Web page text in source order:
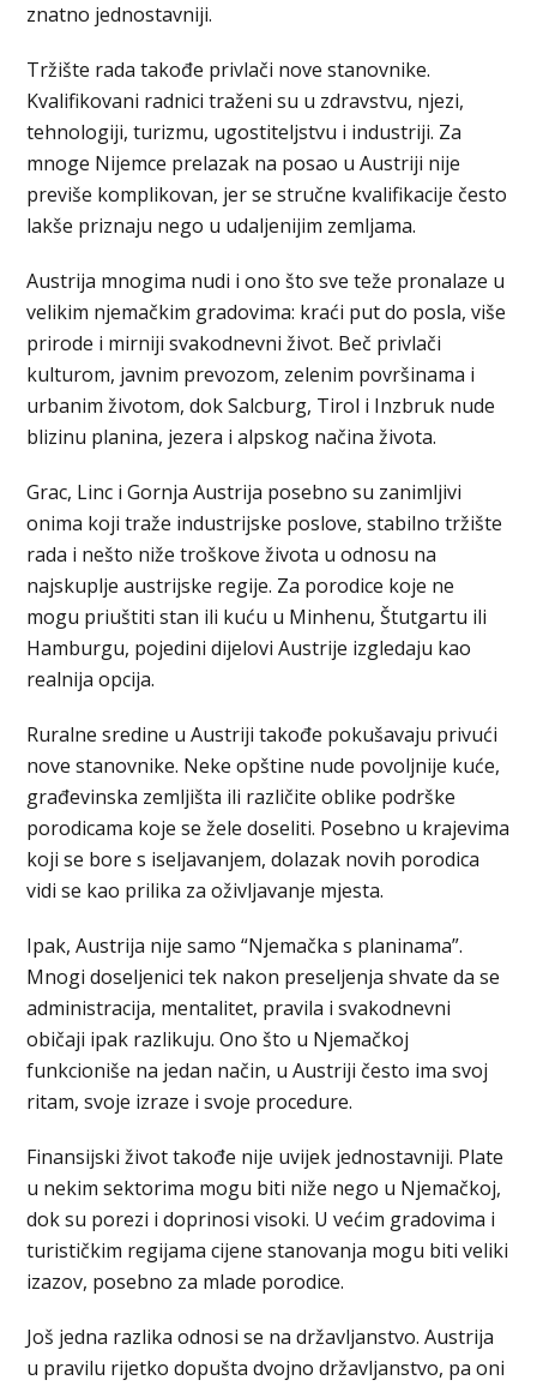
znatno jednostavniji.
Tržište rada takođe privlači nove stanovnike.
Kvalifikovani radnici traženi su u zdravstvu, njezi,
tehnologiji, turizmu, ugostiteljstvu i industriji. Za
mnoge Nijemce prelazak na posao u Austriji nije
previše komplikovan, jer se stručne kvalifikacije često
lakše priznaju nego u udaljenijim zemljama.
Austrija mnogima nudi i ono što sve teže pronalaze u
velikim njemačkim gradovima: kraći put do posla, više
prirode i mirniji svakodnevni život. Beč privlači
kulturom, javnim prevozom, zelenim površinama i
urbanim životom, dok Salcburg, Tirol i Inzbruk nude
blizinu planina, jezera i alpskog načina života.
Grac, Linc i Gornja Austrija posebno su zanimljivi
onima koji traže industrijske poslove, stabilno tržište
rada i nešto niže troškove života u odnosu na
najskuplje austrijske regije. Za porodice koje ne
mogu priuštiti stan ili kuću u Minhenu, Štutgartu ili
Hamburgu, pojedini dijelovi Austrije izgledaju kao
realnija opcija.
Ruralne sredine u Austriji takođe pokušavaju privući
nove stanovnike. Neke opštine nude povoljnije kuće,
građevinska zemljišta ili različite oblike podrške
porodicama koje se žele doseliti. Posebno u krajevima
koji se bore s iseljavanjem, dolazak novih porodica
vidi se kao prilika za oživljavanje mjesta.
Ipak, Austrija nije samo “Njemačka s planinama”.
Mnogi doseljenici tek nakon preseljenja shvate da se
administracija, mentalitet, pravila i svakodnevni
običaji ipak razlikuju. Ono što u Njemačkoj
funkcioniše na jedan način, u Austriji često ima svoj
ritam, svoje izraze i svoje procedure.
Finansijski život takođe nije uvijek jednostavniji. Plate
u nekim sektorima mogu biti niže nego u Njemačkoj,
dok su porezi i doprinosi visoki. U većim gradovima i
turističkim regijama cijene stanovanja mogu biti veliki
izazov, posebno za mlade porodice.
Još jedna razlika odnosi se na državljanstvo. Austrija
u pravilu rijetko dopušta dvojno državljanstvo, pa oni